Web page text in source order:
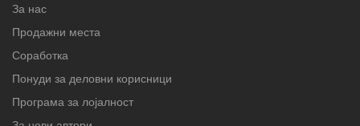
За нас
Продажни места
Соработка
Понуди за деловни корисници
Програма за лојалност